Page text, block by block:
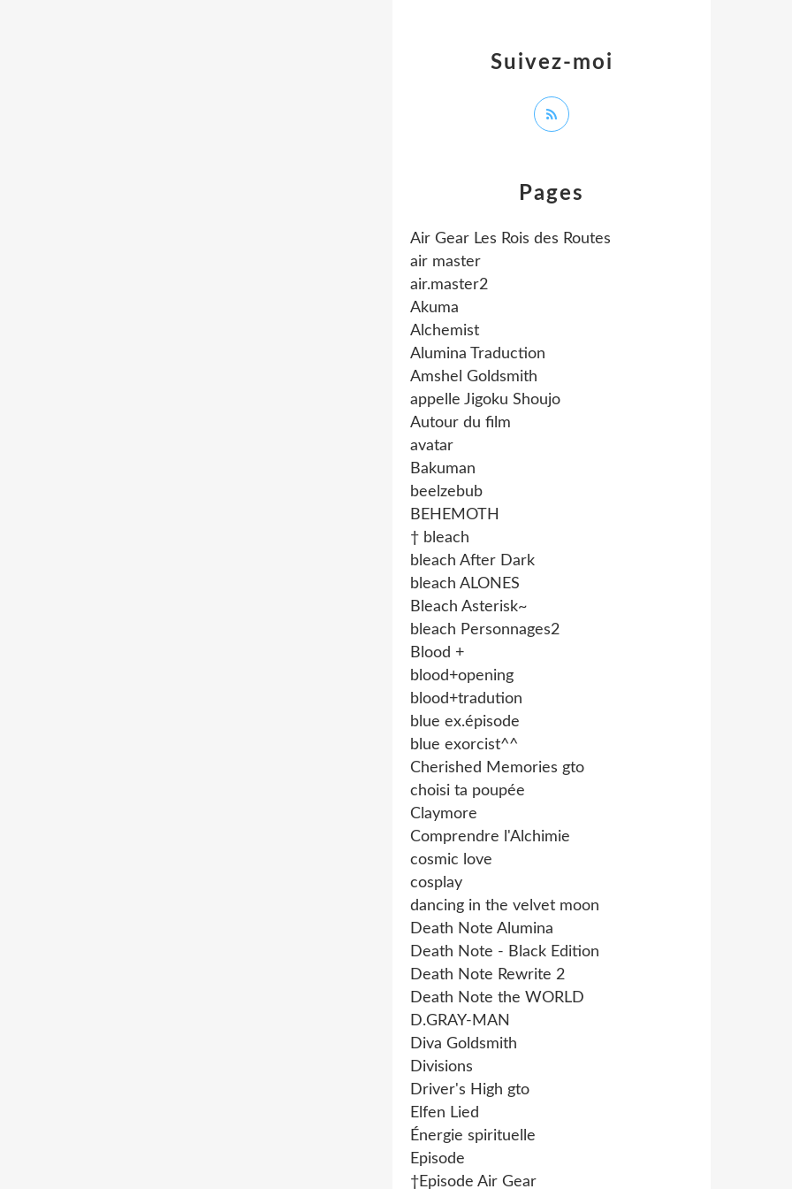
Pages
Air Gear Les Rois des Routes
air master
air.master2
Akuma
Alchemist
Alumina Traduction
Amshel Goldsmith
appelle Jigoku Shoujo
Autour du film
avatar
Bakuman
beelzebub
BEHEMOTH
† bleach
bleach After Dark
bleach ALONES
Bleach Asterisk~
bleach Personnages2
Blood +
blood+opening
blood+tradution
blue ex.épisode
blue exorcist^^
Cherished Memories gto
choisi ta poupée
Claymore
Comprendre l'Alchimie
cosmic love
cosplay
dancing in the velvet moon
Death Note Alumina
Death Note - Black Edition
Death Note Rewrite 2
Death Note the WORLD
D.GRAY-MAN
Diva Goldsmith
Divisions
Driver's High gto
Elfen Lied
Énergie spirituelle
Episode
†Episode Air Gear
Suivez-moi